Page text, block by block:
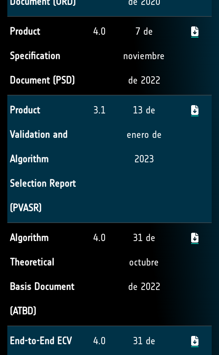
Product
Specification
Document (PSD)
4.0 7 de
noviembre
de 2022
Product
Validation and
Algorithm
Selection Report
(PVASR)
3.1 13 de
enero de
2023
Algorithm
Theoretical
Basis Document
(ATBD)
4.0 31 de
octubre
de 2022
End-to-End ECV 4.0 31 de